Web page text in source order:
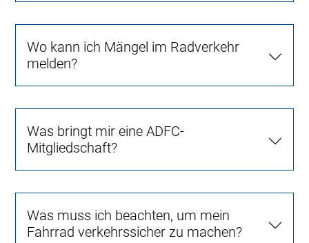
Wo kann ich Mängel im Radverkehr
melden?
Was bringt mir eine ADFC-
Mitgliedschaft?
Was muss ich beachten, um mein
Fahrrad verkehrssicher zu machen?